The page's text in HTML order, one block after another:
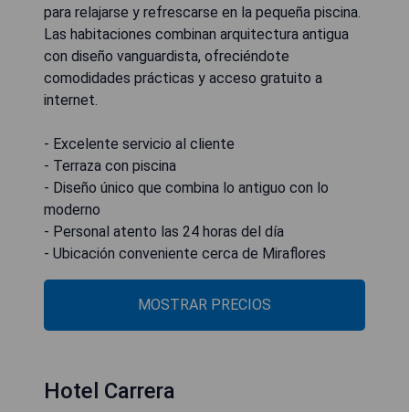
para relajarse y refrescarse en la pequeña piscina.
Las habitaciones combinan arquitectura antigua
con diseño vanguardista, ofreciéndote
comodidades prácticas y acceso gratuito a
internet.
- Excelente servicio al cliente
- Terraza con piscina
- Diseño único que combina lo antiguo con lo
moderno
- Personal atento las 24 horas del día
- Ubicación conveniente cerca de Miraflores
MOSTRAR PRECIOS
Hotel Carrera